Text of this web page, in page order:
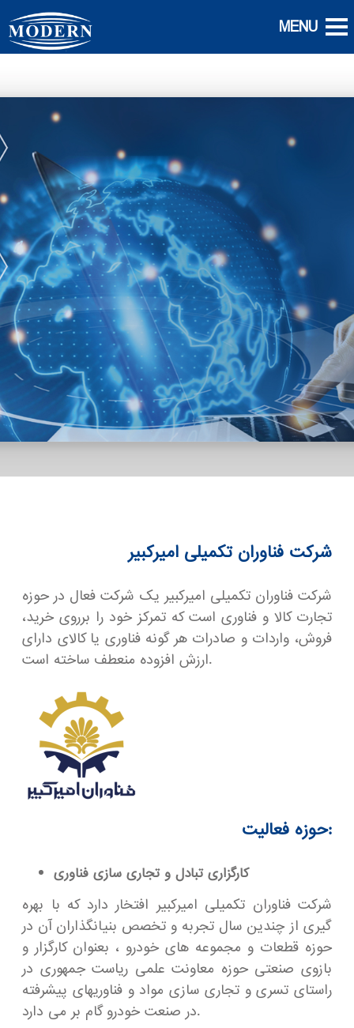
شرکت فناوران تکمیلی امیرکبیر
شرکت فناوران تکمیلی امیرکبیر یک شرکت فعال در حوزه
تجارت کالا و فناوری است که تمرکز خود را برروی خرید،
فروش، واردات و صادرات هر گونه فناوری یا کالای دارای
ارزش افزوده منعطف ساخته است.
حوزه فعالیت:
کارگزاری تبادل و تجاری سازی فناوری
شرکت فناوران تکمیلی امیرکبیر افتخار دارد که با بهره
گیری از چندین سال تجربه و تخصص بنیانگذاران آن در
حوزه قطعات و مجموعه های خودرو ، بعنوان کارگزار و
بازوی صنعتی حوزه معاونت علمی ریاست جمهوری در
راستای تسری و تجاری سازی مواد و فناوریهای پیشرفته
در صنعت خودرو گام بر می دارد.